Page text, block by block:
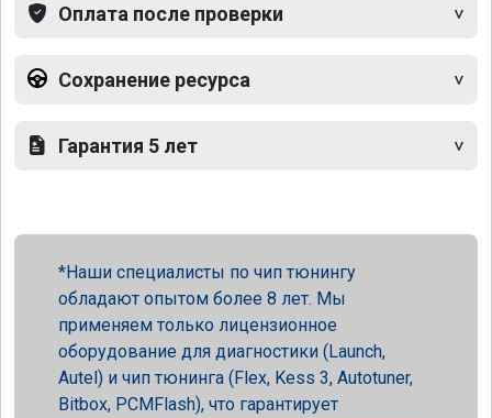
Оплата после проверки
Сохранение ресурса
Гарантия 5 лет
Наши специалисты по чип тюнингу
обладают опытом более 8 лет. Мы
применяем только лицензионное
оборудование для диагностики (Launch,
Autel) и чип тюнинга (Flex, Kess 3, Autotuner,
Bitbox, PCMFlash), что гарантирует